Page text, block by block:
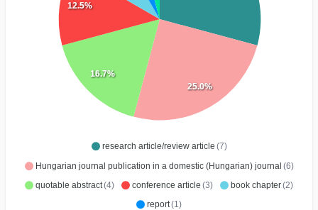
research article/review article (7)
Hungarian journal publication in a domestic (Hungarian) journal (6)
quotable abstract(4) conference article (3) book chapter(2)
report(1)
25.0%
16.7%
12.5%